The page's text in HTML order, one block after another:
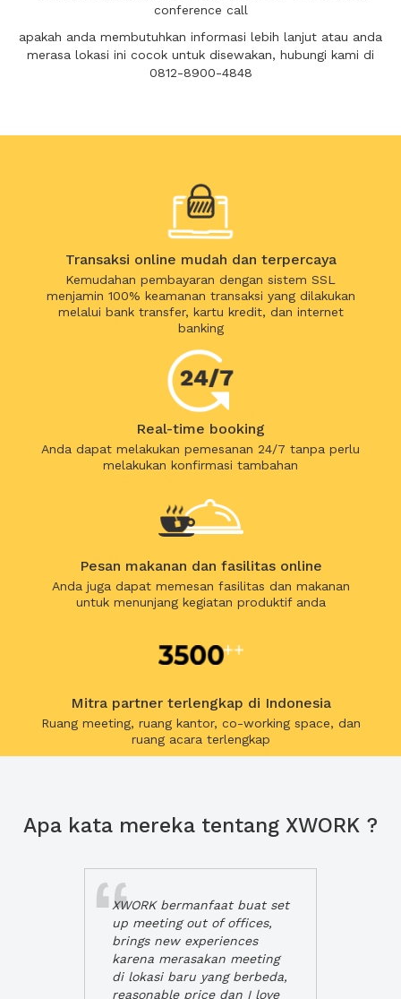
conference call
apakah anda membutuhkan informasi lebih lanjut atau anda
merasa lokasi ini cocok untuk disewakan, hubungi kami di
0812-8900-4848
Transaksi online mudah dan terpercaya
Kemudahan pembayaran dengan sistem SSL
menjamin 100% keamanan transaksi yang dilakukan
melalui bank transfer, kartu kredit, dan internet
banking
Real-time booking
Anda dapat melakukan pemesanan 24/7 tanpa perlu
melakukan konfirmasi tambahan
Pesan makanan dan fasilitas online
Anda juga dapat memesan fasilitas dan makanan
untuk menunjang kegiatan produktif anda
Mitra partner terlengkap di Indonesia
Ruang meeting, ruang kantor, co-working space, dan
ruang acara terlengkap
Apa kata mereka tentang XWORK ?
XWORK bermanfaat buat set
up meeting out of offices,
brings new experiences
karena merasakan meeting
di lokasi baru yang berbeda,
reasonable price dan I love